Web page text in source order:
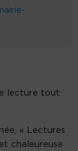
lecture tout
« Lectures
chaleureuse